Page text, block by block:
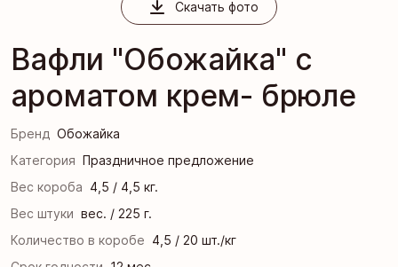
Скачать фото
Вафли "Обожайка" с
ароматом крем- брюле
Бренд Обожайка
Категория Праздничное предложение
Вес короба 4,5 / 4,5 кг.
Вес штуки вес. / 225 г.
Количество в коробе 4,5 / 20 шт./кг